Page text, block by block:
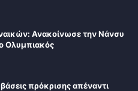
Ανακοίνωσε την Νάνσυ
Ολυμπιακός
πρόκρισης απέναντι